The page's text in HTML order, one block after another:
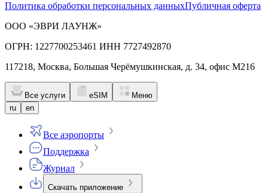
Политика обработки персональных данныхПубличная оферта
ООО «ЭВРИ ЛАУНЖ»
ОГРН: 1227700253461 ИНН 7727492870
117218, Москва, Большая Черёмушкинская, д. 34, офис М216
Все услуги eSIM
Меню
ru
en
Все аэропорты
Поддержка
Журнал
Скачать приложение